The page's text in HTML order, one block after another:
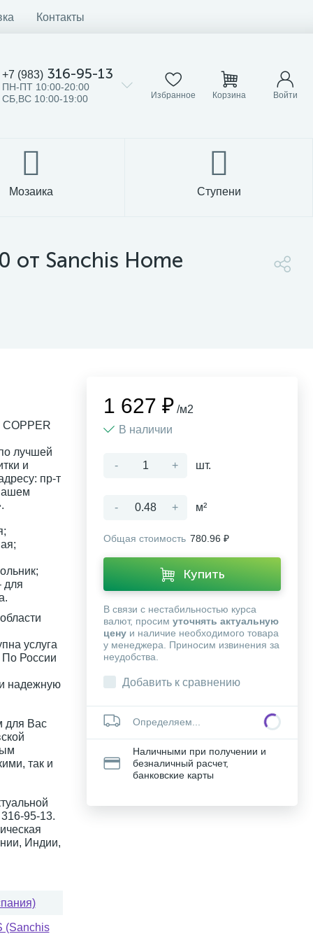
Контакты
+7 (983) 316-95-13
ПН-ПТ 10:00-20:00
СБ,ВС 10:00-19:00
Избранное Корзина Войти
Мозаика Ступени
от Sanchis Home
COPPER
лучшей
и
пр-т
для
услуга
По России
надежную
для Вас
так и
95-13.
Индии,
(Sanchis
1 627 ₽ /м2
В наличии
- + шт.
- + м²
Общая стоимость 780.96 ₽
Купить
В связи с нестабильностью курса
валют, просим уточнять актуальную
цену и наличие необходимого товара
у менеджера. Приносим извинения за
неудобства.
Добавить к сравнению
Определяем...
Наличными при получении и
безналичный расчет,
банковские карты